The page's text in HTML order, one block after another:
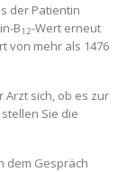
der Patientin
B12-Wert erneut
von mehr als 1476
Arzt sich, ob es zur
Sie die
dem Gespräch